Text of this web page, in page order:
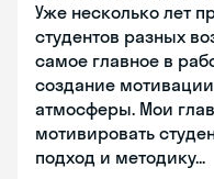
Уже несколько лет
студентов разных
самое главное в
создание
атмосферы. Мои
мотивировать
подход и методику...